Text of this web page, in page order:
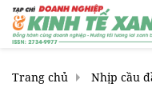
Trang chủ Nhịp cầu